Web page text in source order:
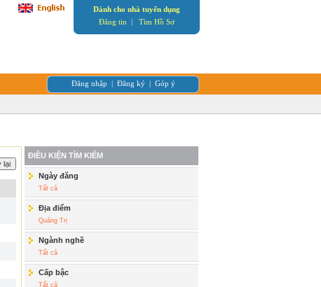
Dành cho nhà tuyển dụng
Đăng tin | Tìm Hồ Sơ
Đăng nhập | Đăng ký | Góp ý
ĐIỀU KIỆN TÌM KIẾM
Ngày đăng
Tất cả
Địa điểm
Quảng Trị
Ngành nghề
Tất cả
Cấp bậc
Tất cả